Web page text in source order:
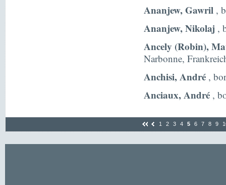
Ananjew, Gawril ,
Ananjew, Nikolaj ,
Ancely (Robin),
Narbonne,
Anchisi, André ,
Anciaux, André ,
1 2 3 4 5 6 7 8 9